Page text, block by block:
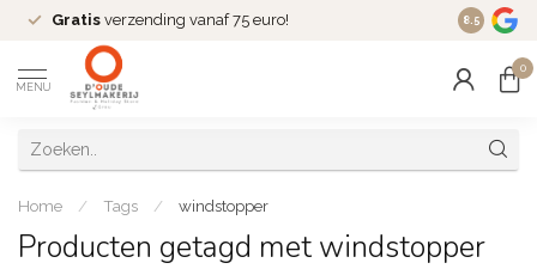
Gratis verzending vanaf 75 euro! Dé
8.5
MENU
0
Home / Tags / windstopper
Producten getagd met windstopper